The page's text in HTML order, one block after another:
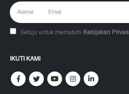
Setuju untuk mematuhi Kebijakan Privasi
IKUTI KAMI